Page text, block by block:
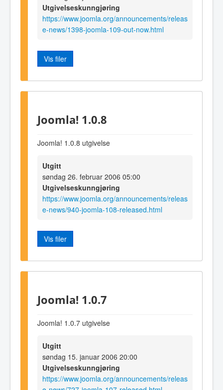
Utgivelseskunngjøring
https://www.joomla.org/announcements/releas
e-news/1398-joomla-109-out-now.html
Vis filer
Joomla! 1.0.8
Joomla! 1.0.8 utgivelse
Utgitt
søndag 26. februar 2006 05:00
Utgivelseskunngjøring
https://www.joomla.org/announcements/releas
e-news/940-joomla-108-released.html
Vis filer
Joomla! 1.0.7
Joomla! 1.0.7 utgivelse
Utgitt
søndag 15. januar 2006 20:00
Utgivelseskunngjøring
https://www.joomla.org/announcements/releas